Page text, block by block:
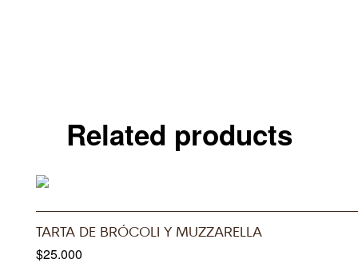
Related products
TARTA DE BRÓCOLI Y MUZZARELLA
$25.000